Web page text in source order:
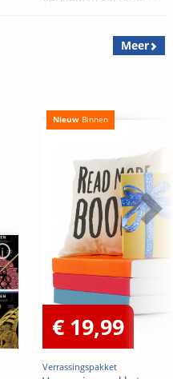
Meer
Nieuw Binnen
€ 19,99
Verrassingspakket